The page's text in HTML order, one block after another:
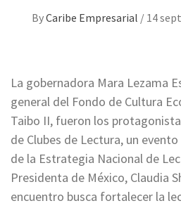
ByCaribe Empresarial / 14
La gobernadora Mara Lezama
general del Fondo de Cultura
Taibo II, fueron los
de Clubes de Lectura, un
de la Estrategia Nacional de
Presidenta de México, Claudia
encuentro busca fortalecer la